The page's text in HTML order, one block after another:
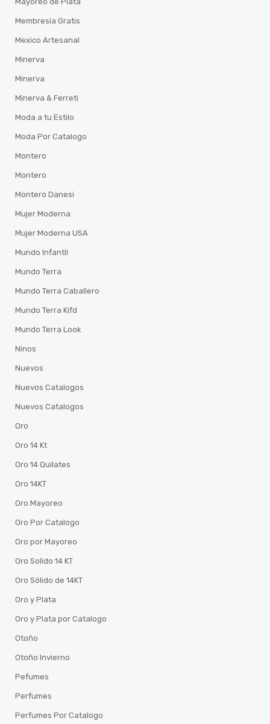
Membresia Gratis
Mexico Artesanal
Minerva
Minerva
Minerva & Ferreti
Moda a tu Estilo
Moda Por Catalogo
Montero
Montero
Montero Danesi
Mujer Moderna
Mujer Moderna USA
Mundo Infantil
Mundo Terra
Mundo Terra Caballero
Mundo Terra Kifd
Mundo Terra Look
Ninos
Nuevos
Nuevos Catalogos
Nuevos Catalogos
Oro
Oro 14 Kt
Oro 14 Quilates
Oro 14KT
Oro Mayoreo
Oro Por Catalogo
Oro por Mayoreo
Oro Solido 14 KT
Oro Sólido de 14KT
Oro y Plata
Oro y Plata por Catalogo
Otoño
Otoño Invierno
Pefumes
Perfumes
Perfumes Por Catalogo